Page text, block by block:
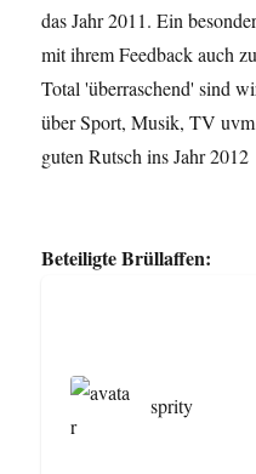
das Jahr 2011. Ein
mit ihrem Feedback auch
Total 'überraschend' sind
über Sport, Musik, TV
guten Rutsch ins Jahr 2012
Beteiligte Brüllaffen:
sprity